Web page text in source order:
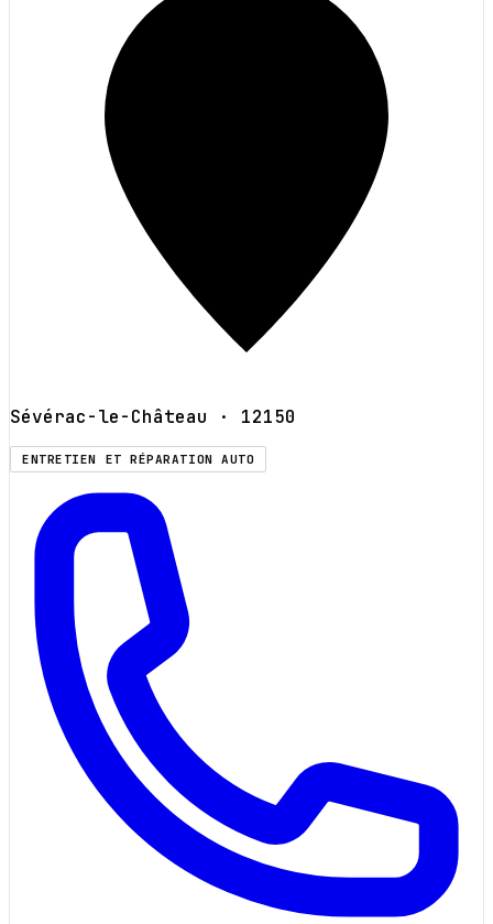
Sévérac-le-Château · 12150
ENTRETIEN ET RÉPARATION AUTO